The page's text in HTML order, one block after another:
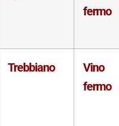
fermo
Trebbiano
Vino
fermo